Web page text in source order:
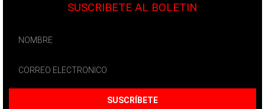
SUSCRIBETE AL BOLETIN
SUSCRÍBETE